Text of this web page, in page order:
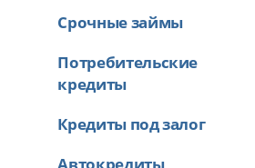
Срочные займы
Потребительские
кредиты
Кредиты под залог
Автокредиты